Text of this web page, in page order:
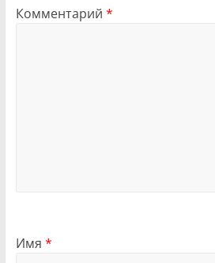
Комментарий *
Имя *